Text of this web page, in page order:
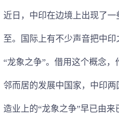
近日，中印在边境上出现了
至。国际上有不少声音把中
“龙象之争”。借用这个概念
邻而居的发展中国家，中印两
造业上的“龙象之争”早已由来